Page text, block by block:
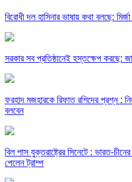
বিরোধী দল হাসিনার ভাষায় কথা বলছে:
সরকার সব প্রতিষ্ঠানেই হস্তক্ষেপ করছে:
ফরহাদ মজহারকে রিফাত রশিদের প্রশ্ন :
বলবেন
বিল পাস যুক্তরাষ্ট্রের সিনেটে : ভারত-
পেলেন ট্রাম্প